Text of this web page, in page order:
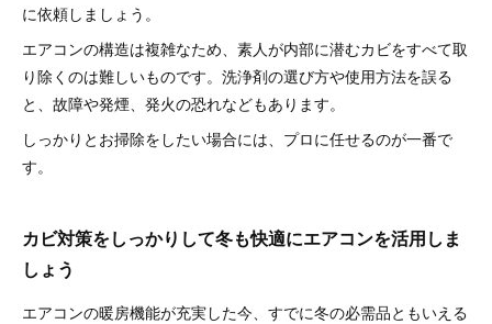
に依頼しましょう。
エアコンの構造は複雑なため、素人が内部に潜むカビをすべて取
り除くのは難しいものです。洗浄剤の選び方や使用方法を誤る
と、故障や発煙、発火の恐れなどもあります。
しっかりとお掃除をしたい場合には、プロに任せるのが一番で
す。
カビ対策をしっかりして冬も快適にエアコンを活用しま
しょう
エアコンの暖房機能が充実した今、すでに冬の必需品ともいえる